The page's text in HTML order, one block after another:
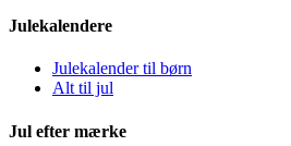
Julekalendere
Julekalender til børn
Alt til jul
Jul efter mærke